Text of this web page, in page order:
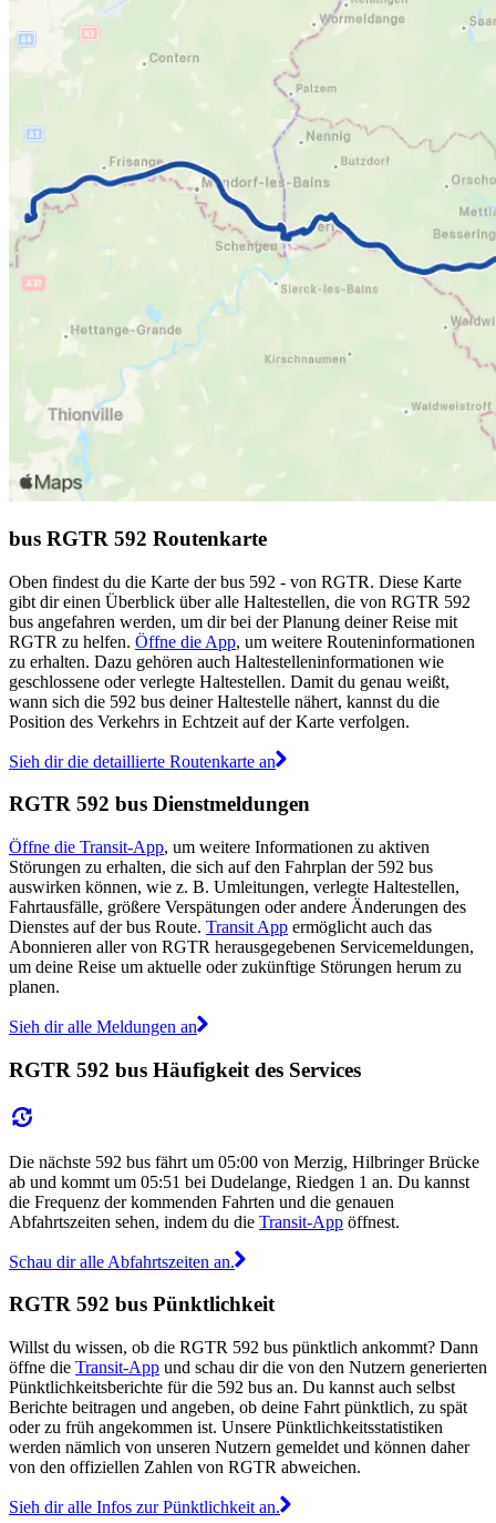
bus RGTR 592 Routenkarte
Oben findest du die Karte der bus 592 - von RGTR. Diese Karte
gibt dir einen Überblick über alle Haltestellen, die von RGTR 592
bus angefahren werden, um dir bei der Planung deiner Reise mit
RGTR zu helfen. Öffne die App, um weitere Routeninformationen
zu erhalten. Dazu gehören auch Haltestelleninformationen wie
geschlossene oder verlegte Haltestellen. Damit du genau weißt,
wann sich die 592 bus deiner Haltestelle nähert, kannst du die
Position des Verkehrs in Echtzeit auf der Karte verfolgen.
Sieh dir die detaillierte Routenkarte an
RGTR 592 bus Dienstmeldungen
Öffne die Transit-App, um weitere Informationen zu aktiven
Störungen zu erhalten, die sich auf den Fahrplan der 592 bus
auswirken können, wie z. B. Umleitungen, verlegte Haltestellen,
Fahrtausfälle, größere Verspätungen oder andere Änderungen des
Dienstes auf der bus Route. Transit App ermöglicht auch das
Abonnieren aller von RGTR herausgegebenen Servicemeldungen,
um deine Reise um aktuelle oder zukünftige Störungen herum zu
planen.
Sieh dir alle Meldungen an
RGTR 592 bus Häufigkeit des Services
Die nächste 592 bus fährt um 05:00 von Merzig, Hilbringer Brücke
ab und kommt um 05:51 bei Dudelange, Riedgen 1 an. Du kannst
die Frequenz der kommenden Fahrten und die genauen
Abfahrtszeiten sehen, indem du die Transit-App öffnest.
Schau dir alle Abfahrtszeiten an.
RGTR 592 bus Pünktlichkeit
Willst du wissen, ob die RGTR 592 bus pünktlich ankommt? Dann
öffne die Transit-App und schau dir die von den Nutzern generierten
Pünktlichkeitsberichte für die 592 bus an. Du kannst auch selbst
Berichte beitragen und angeben, ob deine Fahrt pünktlich, zu spät
oder zu früh angekommen ist. Unsere Pünktlichkeitsstatistiken
werden nämlich von unseren Nutzern gemeldet und können daher
von den offiziellen Zahlen von RGTR abweichen.
Sieh dir alle Infos zur Pünktlichkeit an.